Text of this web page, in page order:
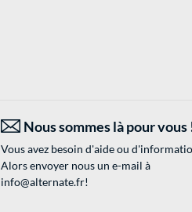
Nous sommes là pour vous
Vous avez besoin d'aide ou
Alors envoyer nous un e-mail à
info@alternate.fr!